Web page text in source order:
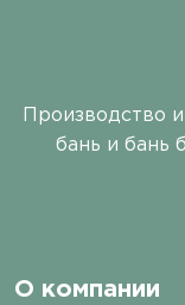
Производство
бань и бань
О компании